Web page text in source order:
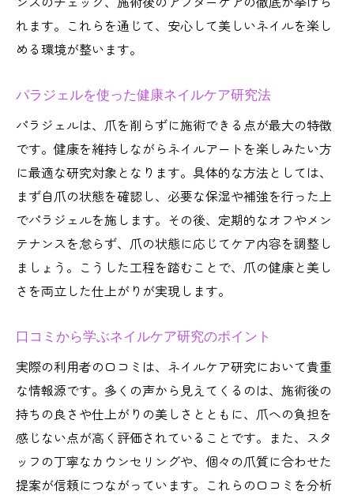
れます。これらを通じて、安心して美しいネイルを楽し
める環境が整います。
パラジェルを使った健康ネイルケア研究法
パラジェルは、爪を削らずに施術できる点が最大の特徴
です。健康を維持しながらネイルアートを楽しみたい方
に最適な研究対象となります。具体的な方法としては、
まず自爪の状態を確認し、必要な保湿や補強を行った上
でパラジェルを施します。その後、定期的なオフやメン
テナンスを怠らず、爪の状態に応じてケア内容を調整し
ましょう。こうした工程を踏むことで、爪の健康と美し
さを両立した仕上がりが実現します。
口コミから学ぶネイルケア研究のポイント
実際の利用者の口コミは、ネイルケア研究において貴重
な情報源です。多くの声から見えてくるのは、施術後の
持ちの良さや仕上がりの美しさとともに、爪への負担を
感じない点が高く評価されていることです。また、スタ
ッフの丁寧なカウンセリングや、個々の爪質に合わせた
提案が信頼につながっています。これらの口コミを分析